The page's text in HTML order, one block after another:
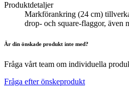
Produktdetaljer
Markförankring (24 cm)
drop- och square-flaggor, även
Är din önskade produkt inte med?
Fråga vårt team om individuella
Fråga efter önskeprodukt